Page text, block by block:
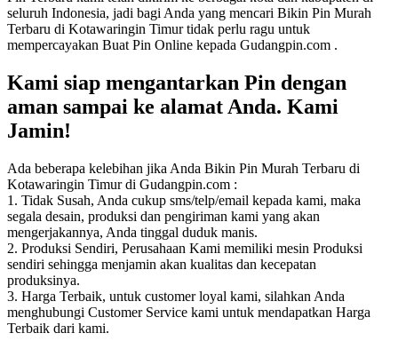
seluruh Indonesia, jadi bagi Anda yang mencari Bikin Pin Murah
Terbaru di Kotawaringin Timur tidak perlu ragu untuk
mempercayakan Buat Pin Online kepada Gudangpin.com .
Kami siap mengantarkan Pin dengan
aman sampai ke alamat Anda. Kami
Jamin!
Ada beberapa kelebihan jika Anda Bikin Pin Murah Terbaru di
Kotawaringin Timur di Gudangpin.com :
1. Tidak Susah, Anda cukup sms/telp/email kepada kami, maka
segala desain, produksi dan pengiriman kami yang akan
mengerjakannya, Anda tinggal duduk manis.
2. Produksi Sendiri, Perusahaan Kami memiliki mesin Produksi
sendiri sehingga menjamin akan kualitas dan kecepatan
produksinya.
3. Harga Terbaik, untuk customer loyal kami, silahkan Anda
menghubungi Customer Service kami untuk mendapatkan Harga
Terbaik dari kami.